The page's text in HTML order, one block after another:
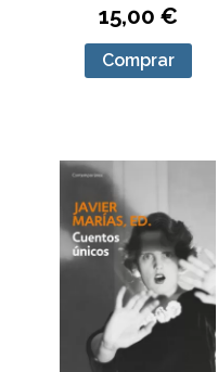
15,00 €
Comprar